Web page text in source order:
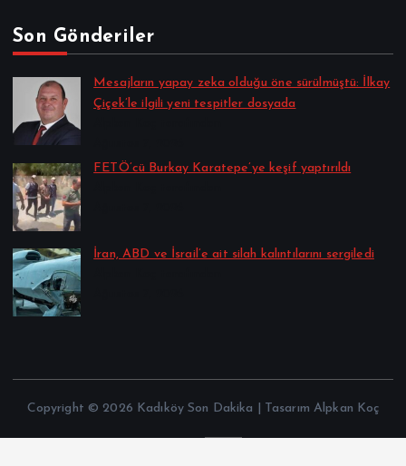
Son Gönderiler
Mesajların yapay zeka olduğu öne sürülmüştü: İlkay
Çiçek’le ilgili yeni tespitler dosyada
FETÖ’cü Burkay Karatepe’ye keşif yaptırıldı
İran, ABD ve İsrail’e ait silah kalıntılarını sergiledi
Copyright © 2026 Kadıköy Son Dakika | Tasarım Alpkan Koç